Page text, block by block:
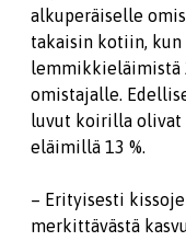
alkuperäiselle
takaisin kotiin, kun
lemmikkieläimistä
omistajalle.
luvut koirilla olivat
eläimillä 13 %.
– Erityisesti
merkittävästä